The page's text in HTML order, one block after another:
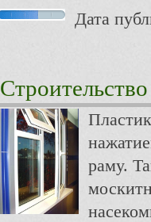
Дата
Строительство
раму.